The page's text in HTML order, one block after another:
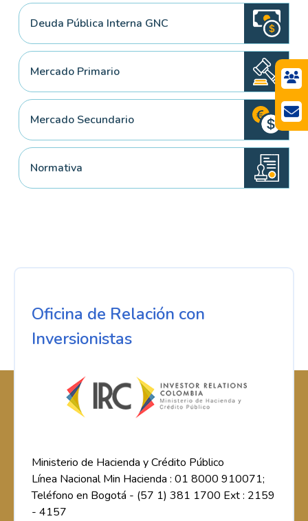
Deuda Pública Interna GNC
Mercado Primario
Mercado Secundario
Normativa
Oficina de Relación con
Inversionistas
Ministerio de Hacienda y Crédito Público
Línea Nacional Min Hacienda : 01 8000 910071;
Teléfono en Bogotá - (57 1) 381 1700 Ext : 2159
- 4157